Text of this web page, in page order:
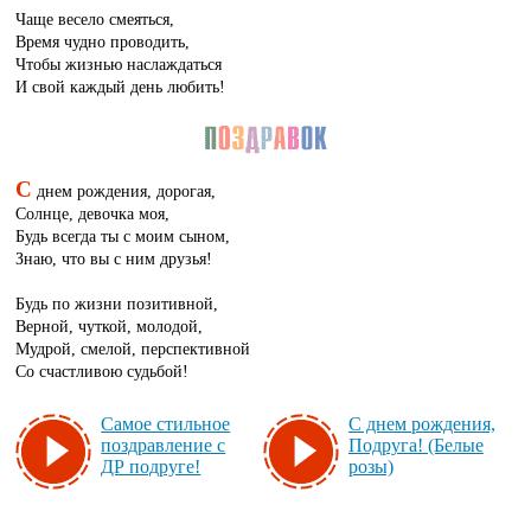
Чаще весело смеяться,
Время чудно проводить,
Чтобы жизнью наслаждаться
И свой каждый день любить!
С днем рождения, дорогая,
Солнце, девочка моя,
Будь всегда ты с моим сыном,
Знаю, что вы с ним друзья!
Будь по жизни позитивной,
Верной, чуткой, молодой,
Мудрой, смелой, перспективной
Со счастливою судьбой!
Са­мое стиль­ное
поз­драв­ле­ние с
ДР под­ру­ге!
С днем рож­де­ния,
Под­ру­га! (Бе­лые
ро­зы)